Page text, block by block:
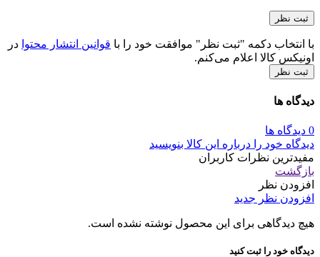
با انتخاب دکمه "ثبت نظر" موافقت خود را با قوانین انتشار محتوا در
اونیکس کالا اعلام می‌کنم.
ثبت نظر
دیدگاه ها
0 دیدگاه ها
دیدگاه خود را درباره این کالا بنویسید
مفیدترین نظرات کاربران
بازگشت
افزودن نظر
افزودن نظر جدید
هیچ دیدگاهی برای این محصول نوشته نشده است.
دیدگاه خود را ثبت کنید